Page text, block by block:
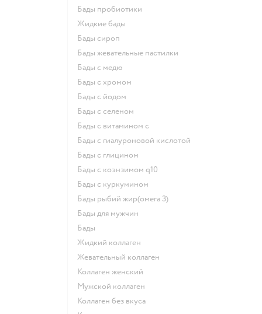
Бады пробиотики
Жидкие бады
Бады сироп
Бады жевательные пастилки
Бады с медю
Бады с хромом
Бады с йодом
Бады с селеном
Бады с витамином c
Бады с гиалуроновой кислотой
Бады с глицином
Бады с коэнзимом q10
Бады с куркумином
Бады рыбий жир(омега 3)
Бады для мужчин
Бады
Жидкий коллаген
Жевательный коллаген
Коллаген женский
Мужской коллаген
Коллаген без вкуса